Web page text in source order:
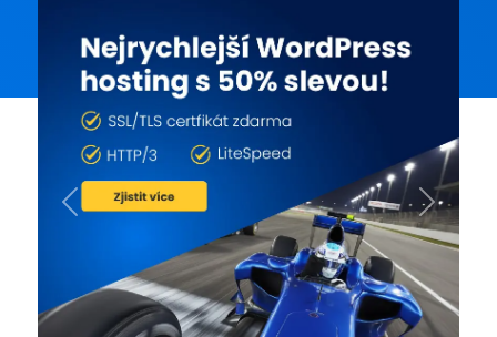
Previous Next